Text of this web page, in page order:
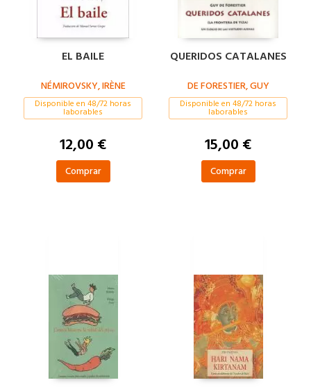
EL BAILE
NÉMIROVSKY, IRÈNE
Disponible en 48/72 horas
laborables
12,00 €
Comprar
QUERIDOS CATALANES
DE FORESTIER, GUY
Disponible en 48/72 horas
laborables
15,00 €
Comprar